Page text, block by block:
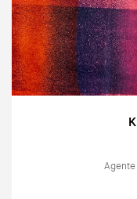
Agente